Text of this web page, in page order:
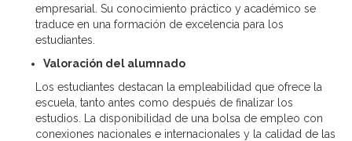
empresarial. Su conocimiento práctico y académico se
traduce en una formación de excelencia para los
estudiantes.
Valoración del alumnado
Los estudiantes destacan la empleabilidad que ofrece la
escuela, tanto antes como después de finalizar los
estudios. La disponibilidad de una bolsa de empleo con
conexiones nacionales e internacionales y la calidad de las